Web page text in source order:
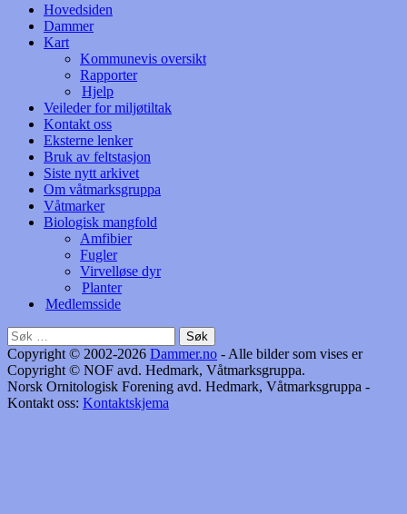
Hovedsiden
Dammer
Kart
Kommunevis oversikt
Rapporter
Hjelp
Veileder for miljøtiltak
Kontakt oss
Eksterne lenker
Bruk av feltstasjon
Siste nytt arkivet
Om våtmarksgruppa
Våtmarker
Biologisk mangfold
Amfibier
Fugler
Virvelløse dyr
Planter
Medlemsside
Søk
etter:
Copyright © 2002-2026 Dammer.no - Alle bilder som vises er
Copyright © NOF avd. Hedmark, Våtmarksgruppa.
Norsk Ornitologisk Forening avd. Hedmark, Våtmarksgruppa -
Kontakt oss: Kontaktskjema